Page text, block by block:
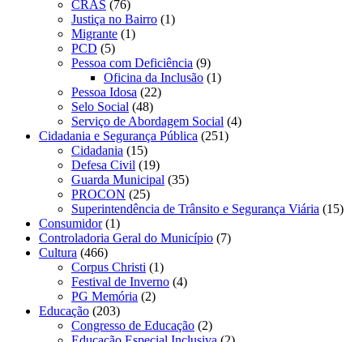
CRAS (76)
Justiça no Bairro (1)
Migrante (1)
PCD (5)
Pessoa com Deficiência (9)
Oficina da Inclusão (1)
Pessoa Idosa (22)
Selo Social (48)
Serviço de Abordagem Social (4)
Cidadania e Segurança Pública (251)
Cidadania (15)
Defesa Civil (19)
Guarda Municipal (35)
PROCON (25)
Superintendência de Trânsito e Segurança Viária (15)
Consumidor(1)
Controladoria Geral do Município (7)
Cultura (466)
Corpus Christi (1)
Festival de Inverno (4)
PG Memória (2)
Educação (203)
Congresso de Educação (2)